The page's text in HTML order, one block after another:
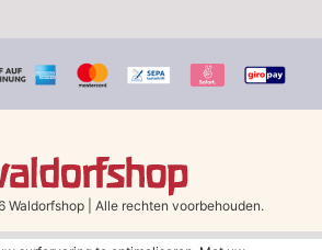
Waldorfshop Alle rechten voorbehouden.